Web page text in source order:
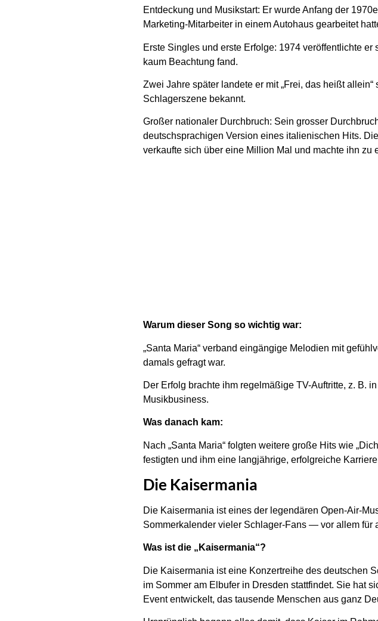
Entdeckung und Musikstart: Er wurde Anfang der
Marketing-Mitarbeiter in einem Autohaus gearbeitet
Erste Singles und erste Erfolge: 1974 veröffentlichte
kaum Beachtung fand.
Zwei Jahre später landete er mit „Frei, das heißt
Schlagerszene bekannt.
Großer nationaler Durchbruch: Sein grosser
deutschsprachigen Version eines italienischen Hits.
verkaufte sich über eine Million Mal und machte ihn
Warum dieser Song so wichtig war:
„Santa Maria“ verband eingängige Melodien mit
damals gefragt war.
Der Erfolg brachte ihm regelmäßige TV-Auftritte, z. B.
Musikbusiness.
Was danach kam:
Nach „Santa Maria“ folgten weitere große Hits wie
festigten und ihm eine langjährige, erfolgreiche
Die Kaisermania
Die Kaisermania ist eines der legendären Open-Air-
Sommerkalender vieler Schlager-Fans — vor allem für
Was ist die „Kaisermania“?
Die Kaisermania ist eine Konzertreihe des deutschen
im Sommer am Elbufer in Dresden stattfindet. Sie hat
Event entwickelt, das tausende Menschen aus ganz